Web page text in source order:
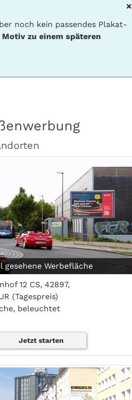
×
noch kein passendes Plakat-
Motiv zu einem späteren
gesehene Werbefläche
12 CS, 42897,
(Tagespreis)
beleuchtet
Jetzt starten